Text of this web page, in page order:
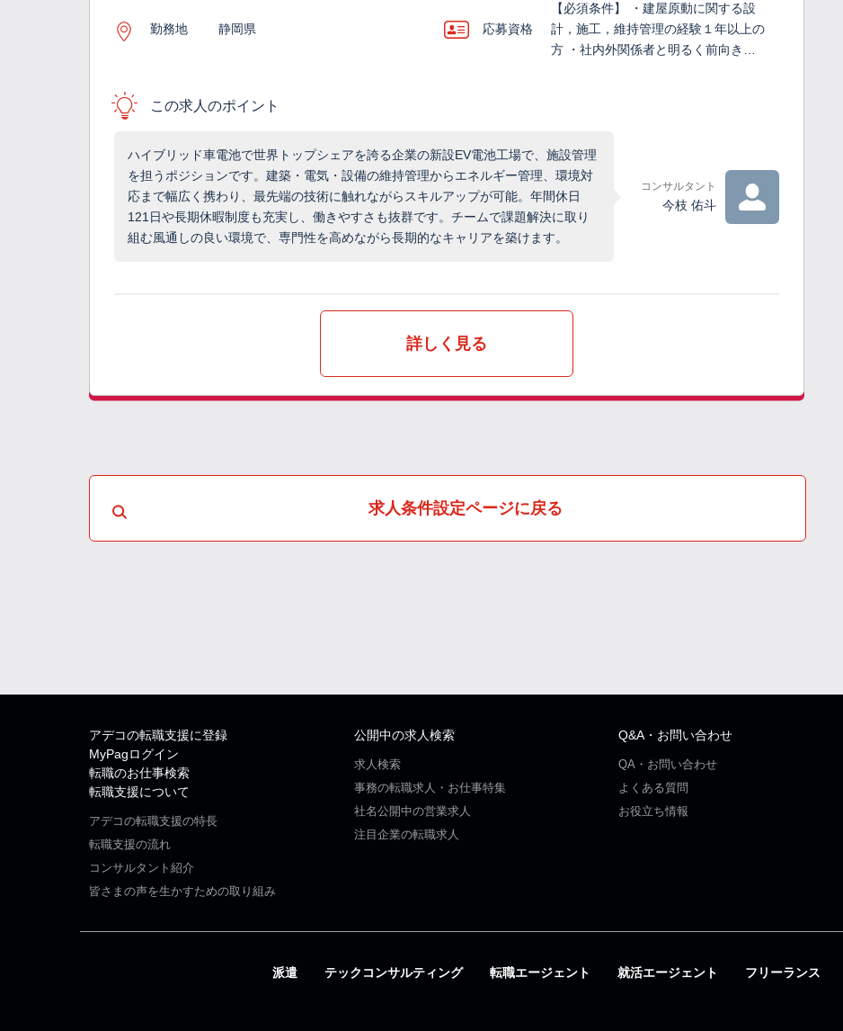
勤務地 静岡県 応募資格
【必須条件】 ・建屋原動に関する設
計，施工，維持管理の経験１年以上の
方 ・社内外関係者と明るく前向き…
この求人のポイント
ハイブリッド車電池で世界トップシェアを誇る企業の新設EV電池工場で、施設管理
を担うポジションです。建築・電気・設備の維持管理からエネルギー管理、環境対
応まで幅広く携わり、最先端の技術に触れながらスキルアップが可能。年間休日
121日や長期休暇制度も充実し、働きやすさも抜群です。チームで課題解決に取り
組む風通しの良い環境で、専門性を高めながら長期的なキャリアを築けます。
コンサルタント
今枝 佑斗
詳しく見る
求人条件設定ページに戻る
アデコの転職支援に登録
MyPagログイン
転職のお仕事検索
転職支援について
アデコの転職支援の特長
転職支援の流れ
コンサルタント紹介
皆さまの声を生かすための取り組み
公開中の求人検索
求人検索
事務の転職求人・お仕事特集
社名公開中の営業求人
注目企業の転職求人
Q&A・お問い合わせ
QA・お問い合わせ
よくある質問
お役立ち情報
派遣 テックコンサルティング 転職エージェント 就活エージェント フリーランス